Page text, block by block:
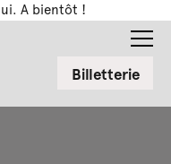
A bientôt !
Billetterie